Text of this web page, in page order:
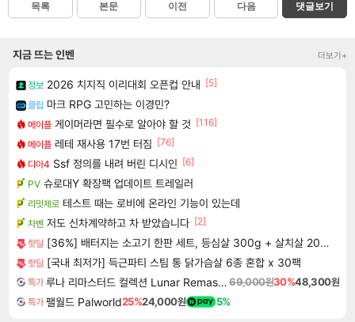
목록 본문 이전 다음 댓글보기
지금 뜨는 인벤 더보기+
정보 2026 치지직 이리대회 오픈컵 안내 [5]
클립 마크 RPG 고민하는 이경민?
메이플 게이머라면 필수로 알아야 할 것 [116]
메이플 레테 재사용 17번 터짐 [76]
디아4 Ssf 정의를 내려 버린 디시인 [6]
PV 슈로대Y 확장팩 업데이트 트레일러
리밋제로 테스트 때는 로비에 온라인 기능이 있는데
차벤 저도 신차계약하고 차 받았습니다 [2]
핫딜 [36%] 배터지는 소고기 한판 세트, 등심살 300g + 살치살 200g + 부채살 200g + 갈비살 200g + 우삼겹 300g, 1.2kg, 1세트
핫딜 [국내 최저가] 득근파티 스팀 통 닭가슴살 6종 혼합 x 30팩
특가 루나 리마스터드 컬렉션 Lunar Remastered Collection69,000원30%48,300원
특가 팰월드 Palworld25%24,000원 5%